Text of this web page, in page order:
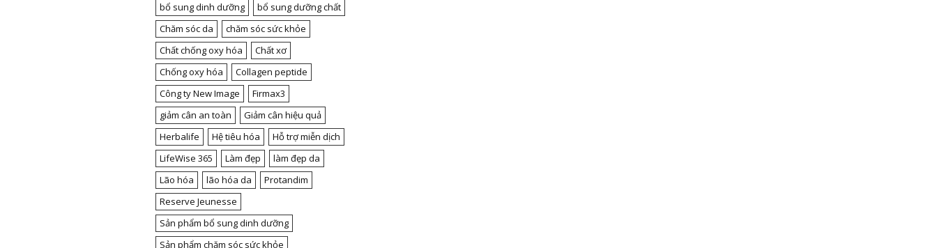
bổ sung dinh dưỡng
bổ sung dưỡng chất
Chăm sóc da
chăm sóc sức khỏe
Chất chống oxy hóa
Chất xơ
Chống oxy hóa
Collagen peptide
Công ty New Image
Firmax3
giảm cân an toàn
Giảm cân hiệu quả
Herbalife
Hệ tiêu hóa
Hỗ trợ miễn dịch
LifeWise 365
Làm đẹp
làm đẹp da
Lão hóa
lão hóa da
Protandim
Reserve Jeunesse
Sản phẩm bổ sung dinh dưỡng
Sản phẩm chăm sóc sức khỏe